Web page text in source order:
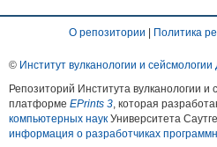
О репозитории | Политика
© Институт вулканологии и
Репозиторий Института вулканологии
платформе EPrints 3 , которая
компьютерных наук Университета
информация о разработчиках